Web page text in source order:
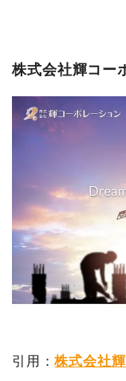
株式会社輝コー
引用：株式会社